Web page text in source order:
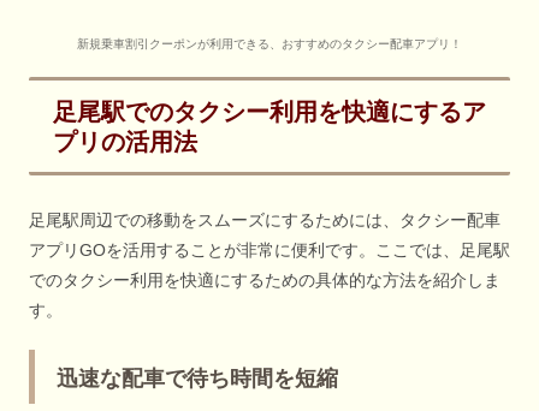
新規乗車割引クーポンが利用できる、おすすめのタクシー配車アプリ！
足尾駅でのタクシー利用を快適にするア
プリの活用法
足尾駅周辺での移動をスムーズにするためには、タクシー配車
アプリGOを活用することが非常に便利です。ここでは、足尾駅
でのタクシー利用を快適にするための具体的な方法を紹介しま
す。
迅速な配車で待ち時間を短縮